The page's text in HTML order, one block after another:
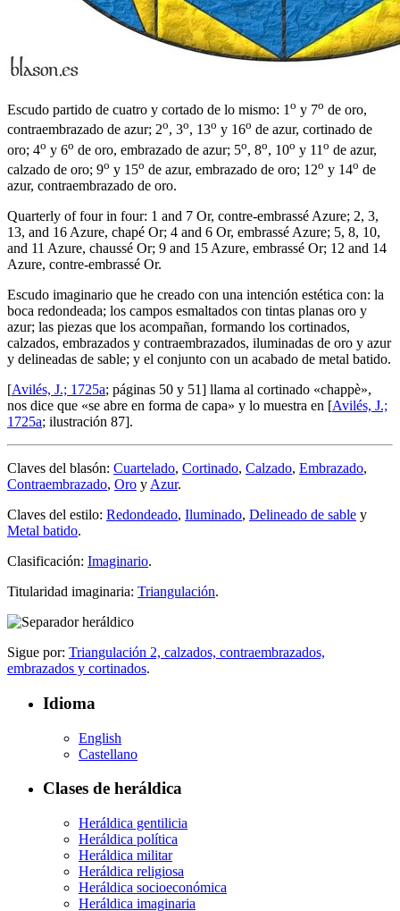
Escudo partido de cuatro y cortado de lo mismo: 1 o y 7o de oro,
contraembrazado de azur; 2o, 3o, 13o y 16o de azur, cortinado de
oro; 4o y 6o de oro, embrazado de azur; 5o, 8o, 10o y 11 o de azur,
calzado de oro; 9o y 15o de azur, embrazado de oro; 12o y 14o de
azur, contraembrazado de oro.
Quarterly of four in four: 1 and 7 Or, contre-embrassé Azure; 2, 3,
13, and 16 Azure, chapé Or; 4 and 6 Or, embrassé Azure; 5, 8, 10,
and 11 Azure, chaussé Or; 9 and 15 Azure, embrassé Or; 12 and 14
Azure, contre-embrassé Or.
Escudo imaginario que he creado con una intención estética con: la
boca redondeada; los campos esmaltados con tintas planas oro y
azur; las piezas que los acompañan, formando los cortinados,
calzados, embrazados y contraembrazados, iluminadas de oro y azur
y delineadas de sable; y el conjunto con un acabado de metal batido.
[Avilés, J.; 1725a; páginas 50 y 51] llama al cortinado «chappè»,
nos dice que «se abre en forma de capa» y lo muestra en [Avilés, J.;
1725a; ilustración 87].
Claves del blasón: Cuartelado, Cortinado, Calzado, Embrazado,
Contraembrazado, Oro y Azur.
Claves del estilo: Redondeado, Iluminado, Delineado de sable y
Metal batido.
Clasificación: Imaginario.
Titularidad imaginaria: Triangulación.
Sigue por: Triangulación 2, calzados, contraembrazados,
embrazados y cortinados.
Idioma
English
Castellano
Clases de heráldica
Heráldica gentilicia
Heráldica política
Heráldica militar
Heráldica religiosa
Heráldica socioeconómica
Heráldica imaginaria